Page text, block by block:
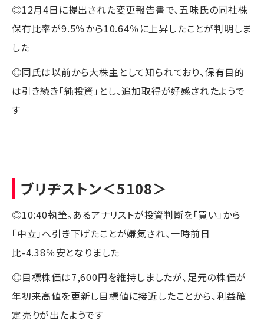
◎12月4日に提出された変更報告書で、五味氏の同社株
保有比率が9.5％から10.64％に上昇したことが判明しま
した
◎同氏は以前から大株主として知られており、保有目的
は引き続き「純投資」とし、追加取得が好感されたようで
す
ブリヂストン＜5108＞
◎10:40執筆。あるアナリストが投資判断を「買い」から
「中立」へ引き下げたことが嫌気され、一時前日
比-4.38％安となりました
◎目標株価は7,600円を維持しましたが、足元の株価が
年初来高値を更新し目標値に接近したことから、利益確
定売りが出たようです